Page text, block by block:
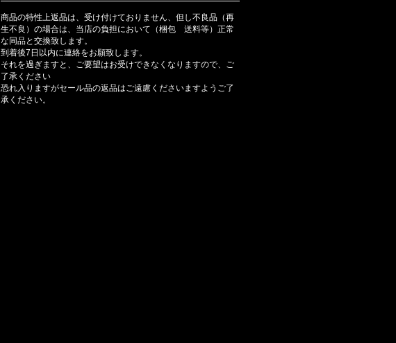
商品の特性上返品は、受け付けておりません、但し不良品（再
生不良）の場合は、当店の負担において（梱包 送料等）正常
な同品と交換致します。
到着後7日以内に連絡をお願致します。
それを過ぎますと、ご要望はお受けできなくなりますので、ご
了承ください
恐れ入りますがセール品の返品はご遠慮くださいますようご了
承ください。